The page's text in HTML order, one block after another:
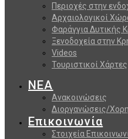
Περιοχές στην
Αρχαιολογικοί
Φαράγγια Δυτικής
Ξενοδοχεία στην
Videos
Τουριστικοί Χάρτες
ΝΕΑ
Ανακοινώσεις
Διοργανώσεις/
Επικοινωνία
Στοιχεία